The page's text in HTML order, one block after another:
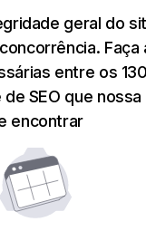
geral do
Faça
entre os
SEO que nossa
encontrar